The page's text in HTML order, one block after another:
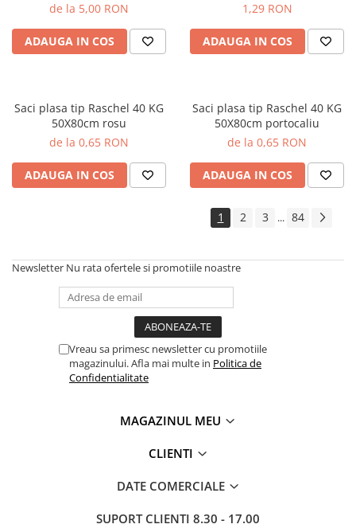
de la 5,00 RON
ADAUGA IN COS
1,29 RON
ADAUGA IN COS
Saci plasa tip Raschel 40 KG
50X80cm rosu
de la 0,65 RON
ADAUGA IN COS
Saci plasa tip Raschel 40 KG
50X80cm portocaliu
de la 0,65 RON
ADAUGA IN COS
1 2 3 ... 84
Newsletter Nu rata ofertele si promotiile noastre
Vreau sa primesc newsletter cu promotiile
magazinului. Afla mai multe in Politica de
Confidentialitate
MAGAZINUL MEU
CLIENTI
DATE COMERCIALE
SUPORT CLIENTI 8.30 - 17.00